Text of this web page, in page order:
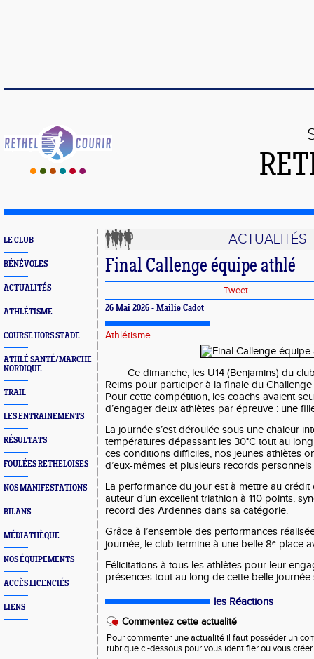
LE CLUB
BÉNÉVOLES
ACTUALITÉS
ATHLÉTISME
COURSE HORS STADE
ATHLÉ SANTÉ/MARCHE
NORDIQUE
TRAIL
LES ENTRAINEMENTS
RÉSULTATS
FOULÉES RETHELOISES
NOS MANIFESTATIONS
BILANS
MÉDIATHÈQUE
NOS ÉQUIPEMENTS
ACCÈS LICENCIÉS
LIENS
ACTUALITÉS
Final Callenge équipe athlé
Tweet
26 Mai 2026 - Mailie Cadot
Athlétisme
Ce dimanche, les U14 (Benjamins) du
Reims pour participer à la finale du
Pour cette compétition, les coachs avaient
d’engager deux athlètes par épreuve : une
La journée s’est déroulée sous une chaleur
températures dépassant les 30°C tout au
ces conditions difficiles, nos jeunes athlètes
d’eux-mêmes et plusieurs records
La performance du jour est à mettre au crédit
auteur d’un excellent triathlon à 110 points,
record des Ardennes dans sa catégorie.
Grâce à l’ensemble des performances
journée, le club termine à une belle 8ᵉ place
Félicitations à tous les athlètes pour leur
présences tout au long de cette belle journée
les Réactions
Commentez cette actualité
Pour commenter une actualité il faut posséder un
rubrique ci-dessous pour vous identifier ou vous